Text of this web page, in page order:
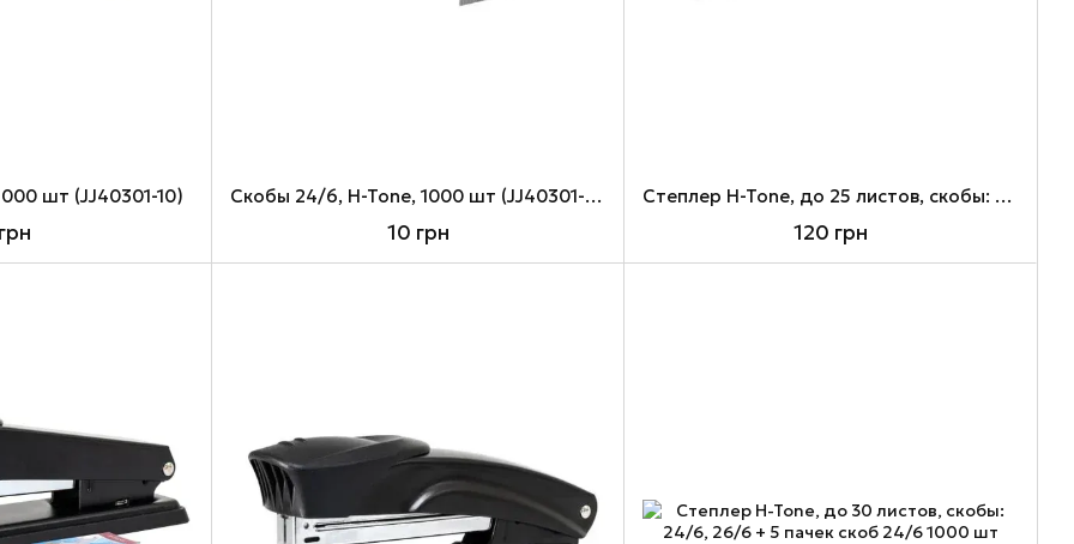
шт (JJ40301-10) Cкобы 24/6, H-Tone, 1000 шт (JJ40301-24/6)
10 грн
Cтеплер H-Tone, до 25 листов, скобы: 24/6, 26/6 (JJ40134-black)
120 грн